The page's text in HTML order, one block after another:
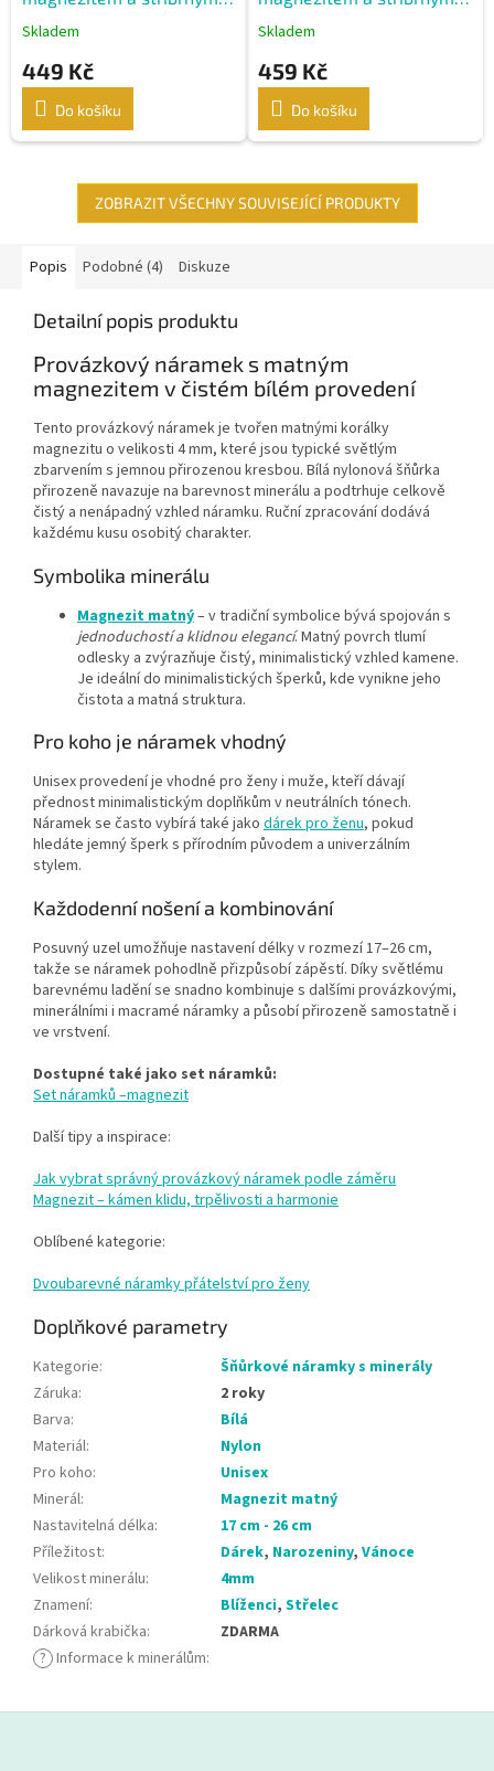
komponenty
Skladem
449 Kč
Do košíku
prvky
Skladem
459 Kč
Do košíku
ZOBRAZIT VŠECHNY SOUVISEJÍCÍ PRODUKTY
Popis Podobné (4) Diskuze
Detailní popis produktu
Provázkový náramek s matným
magnezitem v čistém bílém provedení
Tento provázkový náramek je tvořen matnými korálky
magnezitu o velikosti 4 mm, které jsou typické světlým
zbarvením s jemnou přirozenou kresbou. Bílá nylonová šňůrka
přirozeně navazuje na barevnost minerálu a podtrhuje celkově
čistý a nenápadný vzhled náramku. Ruční zpracování dodává
každému kusu osobitý charakter.
Symbolika minerálu
Magnezit matný– v tradiční symbolice bývá spojován s
jednoduchostí a klidnou elegancí. Matný povrch tlumí
odlesky a zvýrazňuje čistý, minimalistický vzhled kamene.
Je ideální do minimalistických šperků, kde vynikne jeho
čistota a matná struktura.
Pro koho je náramek vhodný
Unisex provedení je vhodné pro ženy i muže, kteří dávají
přednost minimalistickým doplňkům v neutrálních tónech.
Náramek se často vybírá také jako dárek pro ženu, pokud
hledáte jemný šperk s přírodním původem a univerzálním
stylem.
Každodenní nošení a kombinování
Posuvný uzel umožňuje nastavení délky v rozmezí 17–26 cm,
takže se náramek pohodlně přizpůsobí zápěstí. Díky světlému
barevnému ladění se snadno kombinuje s dalšími provázkovými,
minerálními i macramé náramky a působí přirozeně samostatně i
ve vrstvení.
Dostupné také jako set náramků:
Set náramků –magnezit
Další tipy a inspirace:
Jak vybrat správný provázkový náramek podle záměru
Magnezit – kámen klidu, trpělivosti a harmonie
Oblíbené kategorie:
Dvoubarevné náramky přátelství pro ženy
Doplňkové parametry
Kategorie:
Šňůrkové náramky s minerály
Záruka:
2 roky
Barva:
Bílá
Materiál:
Nylon
Pro koho:
Unisex
Minerál:
Magnezit matný
Nastavitelná délka:
17 cm - 26 cm
Příležitost: Dárek, Narozeniny, Vánoce
Velikost minerálu:
4mm
Znamení: Blíženci, Střelec
Dárková krabička:
ZDARMA
? Informace k minerálům: